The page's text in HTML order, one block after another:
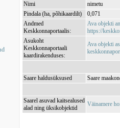
Nimi
nimetu
Pindala (ha, põhikaardilt)
0,071
Andmed
Keskkonnaportaalis:
Ava objekti
https://
Asukoht
Keskkonnaportaali
kaardirakenduses:
Ava objekti
Saare haldusüksused Saare
Saarel asuvad kaitsealused
alad ning üksikobjektid
Väinamere